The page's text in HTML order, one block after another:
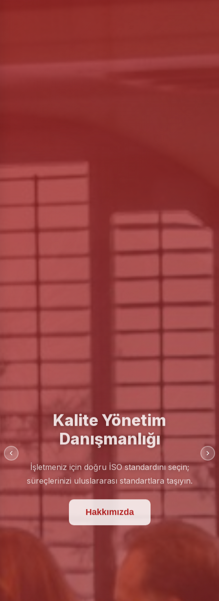
Kalite Yönetim
Danışmanlığı
İşletmeniz için doğru İSO standardını seçin;
süreçlerinizi uluslararası standartlara taşıyın.
Hakkımızda